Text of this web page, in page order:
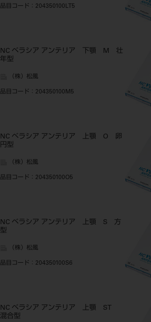
品目コード ：204350100LT5
NC ベラシア アンテリア 下顎 M 壮
年型
（株）松風
品目コード ：204350100M5
NC ベラシア アンテリア 上顎 O 卵
円型
（株）松風
品目コード ：204350100O5
NC ベラシア アンテリア 上顎 S 方
型
（株）松風
品目コード ：204350100S6
NC ベラシア アンテリア 上顎 ST
混合型